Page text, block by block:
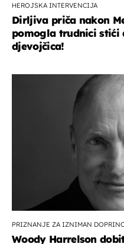
HEROJSKA INTERVENCIJA
Dirljiva priča nakon
pomogla trudnici stići
djevojčica!
PRIZNANJE ZA IZNIMAN
Woody Harrelson